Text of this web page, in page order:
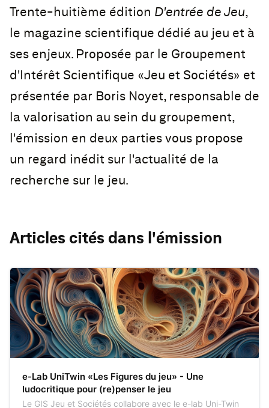
Trente-huitième édition D'entrée de Jeu,
le magazine scientifique dédié au jeu et à
ses enjeux. Proposée par le Groupement
d'Intérêt Scientifique «Jeu et Sociétés» et
présentée par Boris Noyet, responsable de
la valorisation au sein du groupement,
l'émission en deux parties vous propose
un regard inédit sur l'actualité de la
recherche sur le jeu.
Articles cités dans l'émission
e-Lab UniTwin «Les Figures du jeu» - Une
ludocritique pour (re)penser le jeu
Le GIS Jeu et Sociétés collabore avec le e-lab Uni-Twin